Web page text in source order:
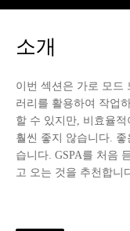
소개
이번 섹션은 가로 모드
러리를 활용하여 작업
할 수 있지만, 비효율
훨씬 좋지 않습니다.
습니다. GSPA를 처음
고 오는 것을 추천합니